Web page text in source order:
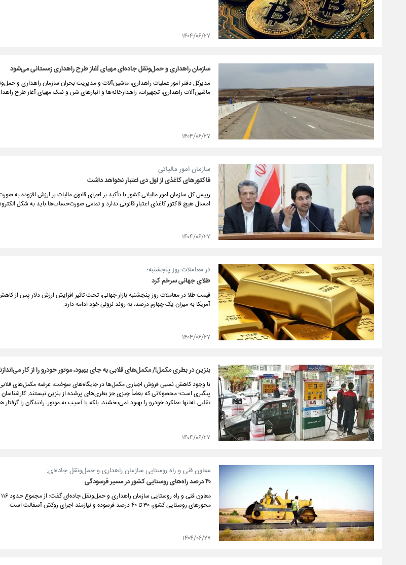
۱۴۰۴/۰۶/۲۷
سازمان راهداری و حمل‌ونقل جاده‌ای مهیای آغاز طرح راهداری زمستانی می‌شود
مدیرکل دفتر امور عملیات راهداری، ماشین‌آلات و مدیریت بحران سازمان راهداری و
ماشین‌آلات راهداری، تجهیزات، راهدارخانه‌ها و انبارهای شن و نمک مهیای آغاز طرح
۱۴۰۴/۰۶/۲۷
سازمان امور مالیاتی
فاکتور‌های کاغذی از اول دی اعتبار نخواهد داشت
رییس کل سازمان امور مالیاتی کشور با تأکید بر اجرای قانون مالیات بر ارزش افزوده به
امسال هیچ فاکتور کاغذی اعتبار قانونی ندارد و تمامی صورت‌حساب‌ها باید به شکل
۱۴۰۴/۰۶/۲۷
در معاملات روز پنجشنبه؛
طلای جهانی سرخم کرد
قیمت طلا در معاملات روز پنجشنبه بازار جهانی، تحت تاثیر افزایش ارزش دلار پس از
آمریکا به میزان یک چهارم درصد، به روند نزولی خود ادامه دارد.
۱۴۰۴/۰۶/۲۷
بنزین در بطری مکمل!/ مکمل‌های قلابی به جای بهبود، موتور خودرو را از کار
با وجود کاهش نسبی فروش اجباری مکمل‌ها در جایگاه‌های سوخت، عرضه مکمل‌های
پیگیری است؛ محصولاتی که بعضاً چیزی جز بطری‌های پرشده از بنزین نیستند.
تقلبی نه‌تنها عملکرد خودرو را بهبود نمی‌بخشند، بلکه با آسیب به موتور، رانندگان را
۱۴۰۴/۰۶/۲۷
معاون فنی و راه روستایی سازمان راهداری و حمل‌ونقل جاده‌ای:
۴۰ درصد راه‌های روستایی کشور در مسیر فرسودگی
محورهای روستایی کشور، ۳۰ تا ۴۰ درصد فرسوده و نیازمند اجرای روکش آسفالت است.
۱۴۰۴/۰۶/۲۷